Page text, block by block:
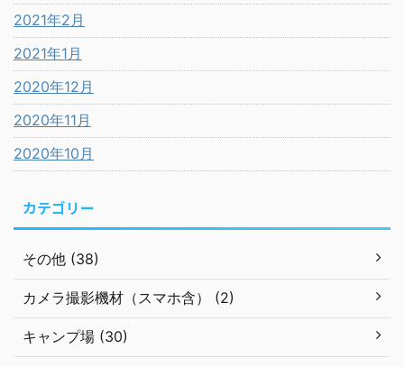
2021年2月
2021年1月
2020年12月
2020年11月
2020年10月
カテゴリー
その他 (38)
カメラ撮影機材（スマホ含） (2)
キャンプ場 (30)